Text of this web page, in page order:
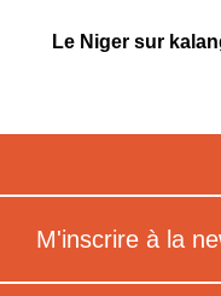
Le Niger sur
M'inscrire à la